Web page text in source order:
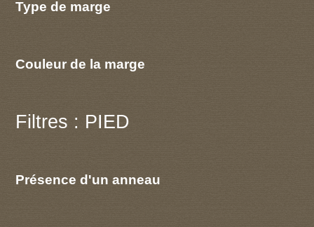
Type de marge
Couleur de la marge
Filtres : PIED
Présence d'un anneau